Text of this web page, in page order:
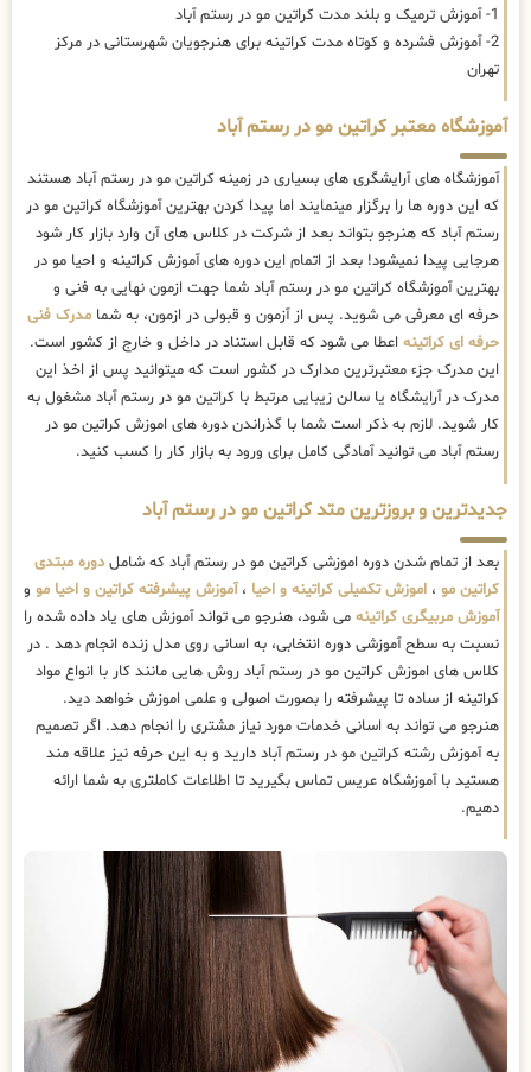
1- آموزش ترمیک و بلند مدت کراتین مو در رستم آباد
2- آموزش فشرده و کوتاه مدت کراتینه برای هنرجویان شهرستانی در مرکز
تهران
آموزشگاه معتبر کراتین مو در رستم آباد
آموزشگاه های آرایشگری های بسیاری در زمینه کراتین مو در رستم آباد هستند
که این دوره ها را برگزار مینمایند اما پیدا کردن بهترین آموزشگاه کراتین مو در
رستم آباد که هنرجو بتواند بعد از شرکت در کلاس های آن وارد بازار کار شود
هرجایی پیدا نمیشود! بعد از اتمام این دوره های آموزش کراتینه و احیا مو در
بهترین آموزشگاه کراتین مو در رستم آباد شما جهت ازمون نهایی به فنی و
حرفه ای معرفی می شوید. پس از آزمون و قبولی در ازمون، به شما مدرک فنی
حرفه ای کراتینه اعطا می شود که قابل استناد در داخل و خارج از کشور است.
این مدرک جزء معتبرترین مدارک در کشور است که میتوانید پس از اخذ این
مدرک در آرایشگاه یا سالن زیبایی مرتبط با کراتین مو در رستم آباد مشغول به
کار شوید. لازم به ذکر است شما با گذراندن دوره های اموزش کراتین مو در
رستم آباد می توانید آمادگی کامل برای ورود به بازار کار را کسب کنید.
جدیدترین و بروزترین متد کراتین مو در رستم آباد
بعد از تمام شدن دوره اموزشی کراتین مو در رستم آباد که شاملدوره مبتدی
کراتین مو ، اموزش تکمیلی کراتینه و احیا ،آموزش پیشرفته کراتین و احیا مو و
آموزش مربیگری کراتینه می شود، هنرجو می تواند آموزش های یاد داده شده را
نسبت به سطح آموزشی دوره انتخابی، به اسانی روی مدل زنده انجام دهد . در
کلاس های اموزش کراتین مو در رستم آباد روش هایی مانند کار با انواع مواد
کراتینه از ساده تا پیشرفته را بصورت اصولی و علمی اموزش خواهد دید.
هنرجو می تواند به اسانی خدمات مورد نیاز مشتری را انجام دهد. اگر تصمیم
به آموزش رشته کراتین مو در رستم آباد دارید و به این حرفه نیز علاقه مند
هستید با آموزشگاه عریس تماس بگیرید تا اطلاعات کاملتری به شما ارائه
دهیم.